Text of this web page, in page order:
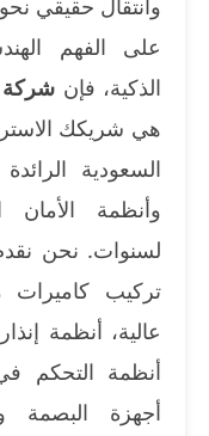
على الفهم
الذكية، فإن شركة
هي شريكك
السعودية
وأنظمة الأمان
لسنوات. نحن
تركيب كاميرات
عالية، أنظمة
أجهزة البصمة